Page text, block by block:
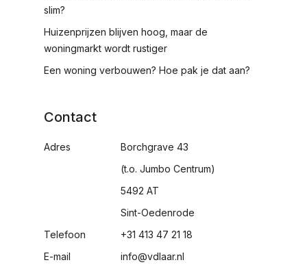
slim?
Huizenprijzen blijven hoog, maar de
woningmarkt wordt rustiger
Een woning verbouwen? Hoe pak je dat aan?
Contact
Adres
Telefoon
E-mail
Borchgrave 43
(t.o. Jumbo Centrum)
5492 AT
Sint-Oedenrode
+31 413 47 21 18
info@vdlaar.nl